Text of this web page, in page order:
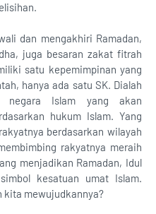
dan mengakhiri Ramadan,
juga besaran zakat fitrah
satu kepemimpinan yang
hanya ada satu SK. Dialah
negara Islam yang akan
hukum Islam. Yang
berdasarkan wilayah
rakyatnya meraih
menjadikan Ramadan, Idul
kesatuan umat Islam.
kita mewujudkannya?